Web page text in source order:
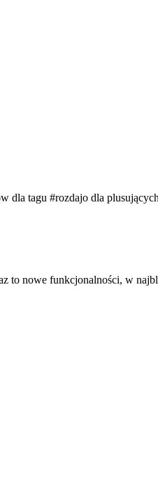
dla tagu #rozdajo dla
to nowe funkcjonalności, w